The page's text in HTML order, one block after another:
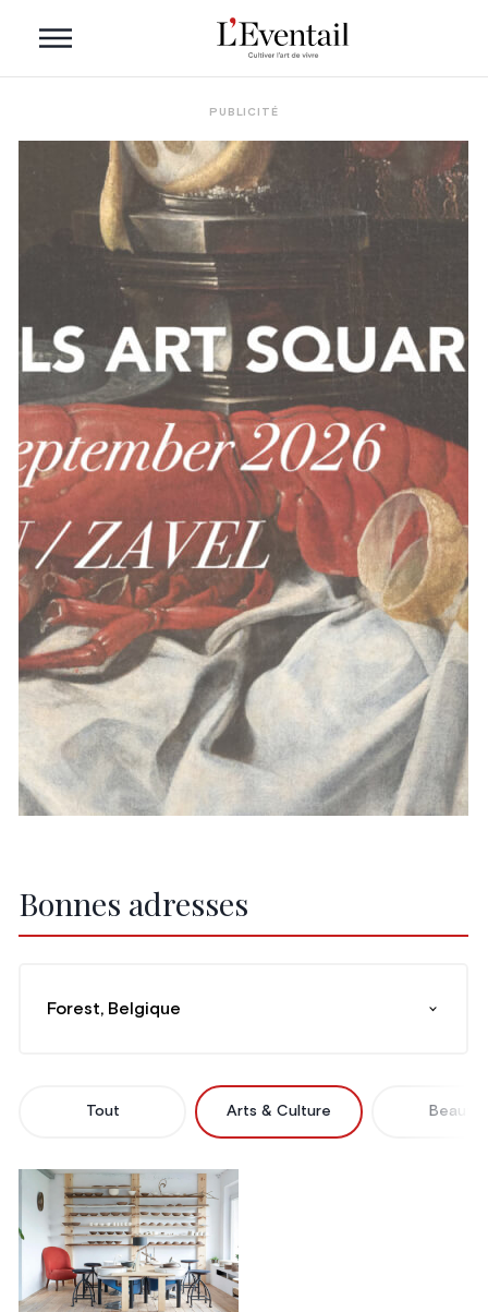
PUBLICITÉ
Bonnes adresses
Forest, Belgique
Tout Arts & Culture Beauté